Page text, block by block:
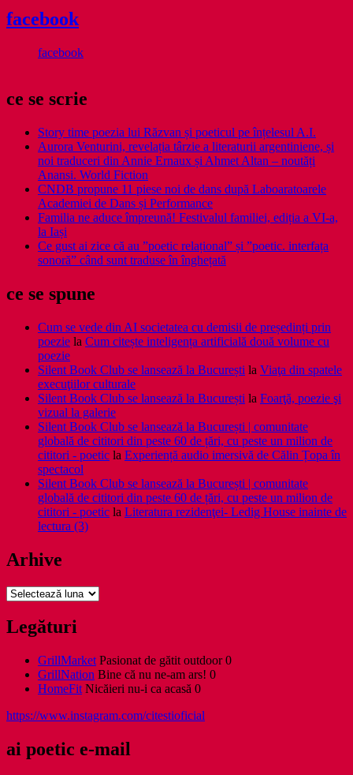
facebook
facebook
ce se scrie
Story time poezia lui Răzvan și poeticul pe înțelesul A.I.
Aurora Venturini, revelația târzie a literaturii argentiniene, și
noi traduceri din Annie Ernaux și Ahmet Altan – noutăți
Anansi. World Fiction
CNDB propune 11 piese noi de dans după Laboaratoarele
Academiei de Dans și Performance
Familia ne aduce împreună! Festivalul familiei, ediția a VI-a,
la Iași
Ce gust ai zice că au ”poetic relațional” și ”poetic. interfața
sonoră” când sunt traduse în înghețată
ce se spune
Cum se vede din AI societatea cu demisii de președinți prin
poezie la Cum citește inteligența artificială două volume cu
poezie
Silent Book Club se lansează la București la Viaţa din spatele
execuţiilor culturale
Silent Book Club se lansează la București la Foarţă, poezie şi
vizual la galerie
Silent Book Club se lansează la București | comunitate
globală de cititori din peste 60 de țări, cu peste un milion de
cititori - poetic la Experiență audio imersivă de Călin Țopa în
spectacol
Silent Book Club se lansează la București | comunitate
globală de cititori din peste 60 de țări, cu peste un milion de
cititori - poetic la Literatura rezidenţei- Ledig House inainte de
lectura (3)
Arhive
Arhive
Legături
GrillMarket Pasionat de gătit outdoor 0
GrillNation Bine că nu ne-am ars! 0
HomeFit Nicăieri nu-i ca acasă 0
https://www.instagram.com/citestioficial
ai poetic e-mail